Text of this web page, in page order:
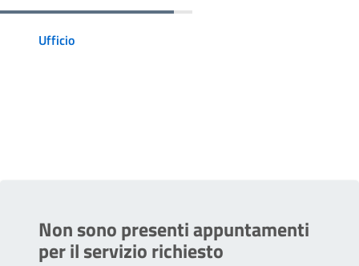
Ufficio
Non sono presenti appuntamenti
per il servizio richiesto